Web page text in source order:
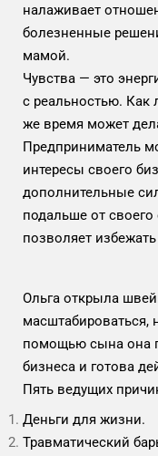
налаживает
болезненные
мамой.
Чувства — это
с реальностью. Как
же время может
Предприниматель
интересы своего
дополнительные
подальше от
позволяет
Ольга открыла
масштабироваться,
помощью сына она
бизнеса и готова
Пять ведущих
Деньги для жизни.
Травматический